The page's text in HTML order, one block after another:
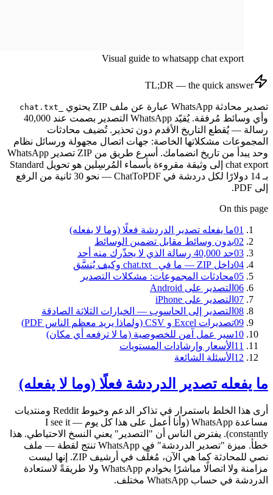
Visual guide to whatsapp chat export
TL;DR — the quick answer
تصدير محادثة WhatsApp عبارة عن ملف ZIP يحتوي
وأي وسائط مُرفقة. يُقيّد WhatsApp التصدير بصمت عند 40,000
رسالة — يُقطع التاريخ الأقدم دون تحذير. تُضيف محادثات
المجموعات مشكلاتها الخاصة: جهات اتصال مجهولة ورسائل نظام
وحد يبدأ من تاريخ انضمامك. أسرع طريق من ZIP تصدير WhatsApp
chat export إلى وثيقة مقروءة بأسماء المُرسِلين هو تحويل Standard
بـ 14 دولارًا لكل دردشة في ChatToPDF — نحو 30 ثانية من الرفع
إلى PDF.
On this page
01ما يفعله تصدير الدردشة فعلًا (وما لا يفعله)
02بدون وسائط مقابل تضمين الوسائط
03حد 40,000 رسالة الذي لا يحذّرك منه أحد
04داخل ZIP — ما في _chat.txt وكيف يُنسَّق
05محادثات المجموعات: مشكلات التصدير
06 التصدير على Android
07 التصدير على iPhone
08 التصدير إلى الحاسوب — الخيارات الثلاثة الصادقة
09تصديرات Excel و CSV (ولماذا يريد معظم الناس PDF)
10سير عمل آمن للخصوصية (ما لا ترفعه أي مكان)
11 الأسعار وإرشادات المستويات
12 الأسئلة الشائعة
ما يفعله تصدير الدردشة فعلًا (وما لا يفعله)
أرى هذا الخلط باستمرار في تذاكر الدعم وخيوط Reddit ومنتديات
مساعدة WhatsApp (وأنا أعمل على هذا كل يوم — I see it
constantly). يفترض الناس أن "التصدير" يعني النسخ الاحتياطي. هذا
خطأ. ميزة "تصدير الدردشة" في WhatsApp تنتج لقطة — ملف
نصي للمحادثة كما هي الآن، مُغلَّف في أرشيف ZIP. إنها ليست
مزامنة ولا اتصالًا مباشرًا بخوادم WhatsApp ولا طريقةً لاستعادة
الدردشة في حساب WhatsApp مختلف.